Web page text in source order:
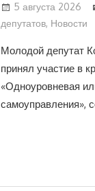
5 августа 2026
депутатов, Новости
Молодой депутат
принял участие в
«Одноуровневая
самоуправления»,